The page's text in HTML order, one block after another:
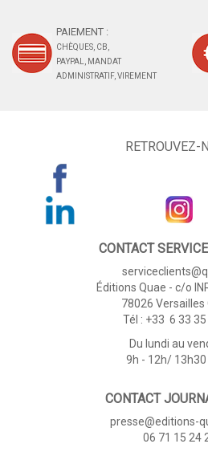
PAIEMENT :
CHÈQUES, CB,
PAYPAL, MANDAT
ADMINISTRATIF, VIREMENT
RETROUVEZ-
CONTACT
Éditions Quae - c/o
78026 Versailles
Tél : +33 6 33
Du lundi au
9h - 12h/ 13h30
CONTACT
presse@editions-
06 71 15 24